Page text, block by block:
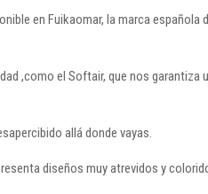
en Fuikaomar, la marca
,como el Softair, que nos
allá donde vayas.
diseños muy atrevidos y